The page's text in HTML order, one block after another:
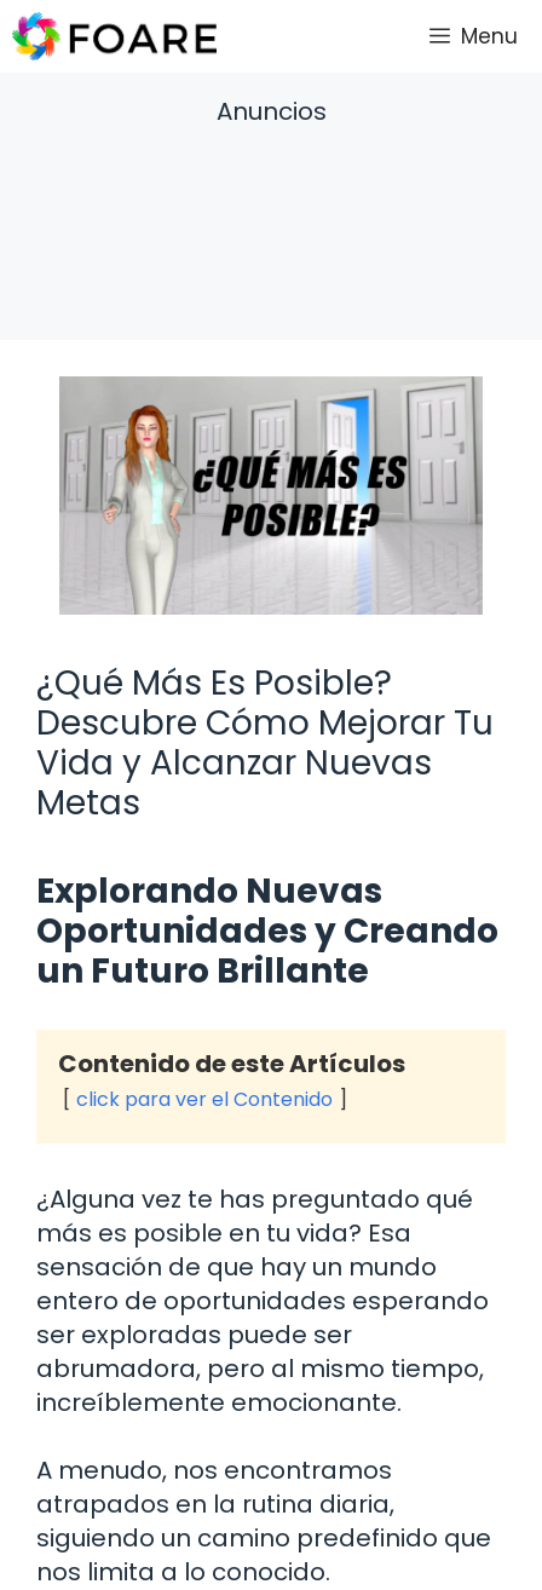
Saltar
al
Menu
Anuncios
¿Qué Más Es Posible?
Descubre Cómo Mejorar Tu
Vida y Alcanzar Nuevas
Metas
Explorando Nuevas
Oportunidades y Creando
un Futuro Brillante
Contenido de este Artículos
click para ver el Contenido
¿Alguna vez te has preguntado qué
más es posible en tu vida? Esa
sensación de que hay un mundo
entero de oportunidades esperando
ser exploradas puede ser
abrumadora, pero al mismo tiempo,
increíblemente emocionante.
A menudo, nos encontramos
atrapados en la rutina diaria,
siguiendo un camino predefinido que
nos limita a lo conocido.